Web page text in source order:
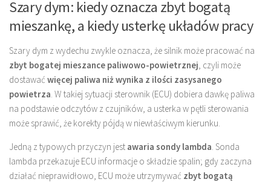
Szary dym: kiedy oznacza zbyt bogatą
mieszankę, a kiedy usterkę układów pracy
Szary dym z wydechu zwykle oznacza, że silnik może pracować na
zbyt bogatej mieszance paliwowo-powietrznej , czyli może
dostawać więcej paliwa niż wynika z ilości zasysanego
powietrza . W takiej sytuacji sterownik (ECU) dobiera dawkę paliwa
na podstawie odczytów z czujników, a usterka w pętli sterowania
może sprawić, że korekty pójdą w niewłaściwym kierunku.
Jedną z typowych przyczyn jest awaria sondy lambda . Sonda
lambda przekazuje ECU informacje o składzie spalin; gdy zaczyna
działać nieprawidłowo, ECU może utrzymywać zbyt bogatą